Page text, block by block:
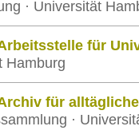
· Universität
für
Hamburg
für
·